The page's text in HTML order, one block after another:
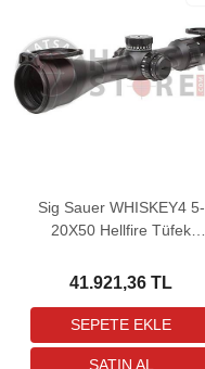
Sig Sauer WHISKEY4 5-
20X50 Hellfire Tüfek
41.921,36 TL